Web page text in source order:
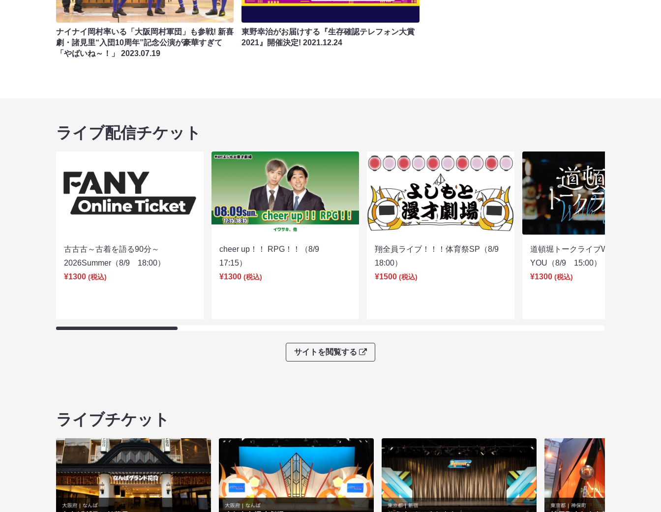
ナイナイ岡村率いる「大阪岡村軍団」も参戦! 新喜
劇・諸見里“入団10周年”記念公演が豪華すぎて
「やばいね～！」 2023.07.19
東野幸治がお届けする『生存確認テレフォン大賞
2021』開催決定!2021.12.24
ライブ配信チケット
古古古～古着を語る90分～
2026Summer（8/9 18:00）
¥1300 (税込)
cheer up！！ RPG！！（8/9
17:15）
¥1300 (税込)
翔全員ライブ！！！体育祭SP（8/9
18:00）
¥1500 (税込)
道頓堀トークライブWITH
YOU（8/9 15:00）
¥1300 (税込)
サイトを閲覧する
ライブチケット